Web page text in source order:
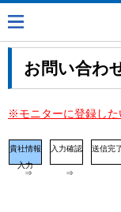
お問い合わ
※モニターに登録した
貴社情報
入力
⇒
入力確認
⇒
送信完